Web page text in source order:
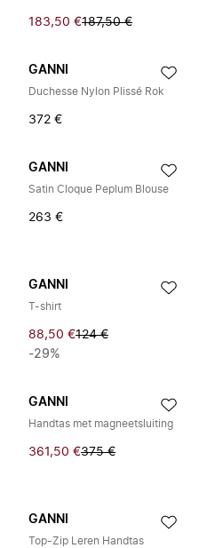
183,50 €187,50 €
GANNI
Duchesse Nylon Plissé Rok
372 €
GANNI
Satin Cloque Peplum Blouse
263 €
GANNI
T-shirt
88,50 €124 €
-29%
GANNI
Handtas met magneetsluiting
361,50 €375 €
GANNI
Top-Zip Leren Handtas